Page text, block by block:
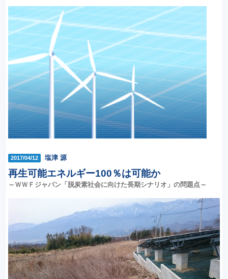
2017/04/12 塩津 源
再生可能エネルギー100％は可能か
～ＷＷＦジャパン「脱炭素社会に向けた長期シナリオ」の問題点～